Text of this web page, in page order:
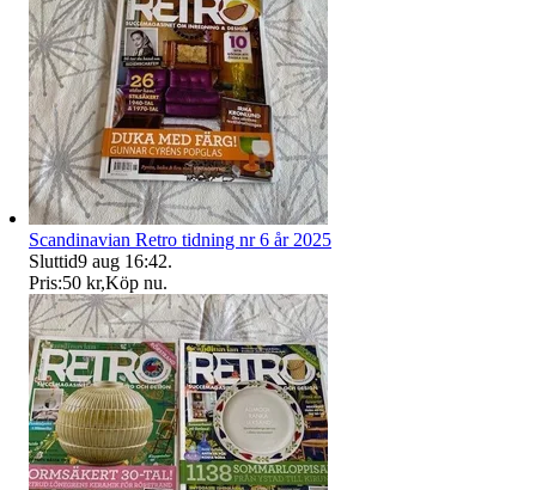
Scandinavian Retro tidning nr 6 år 2025
Sluttid9 aug 16:42.
Pris:50 kr,Köp nu.